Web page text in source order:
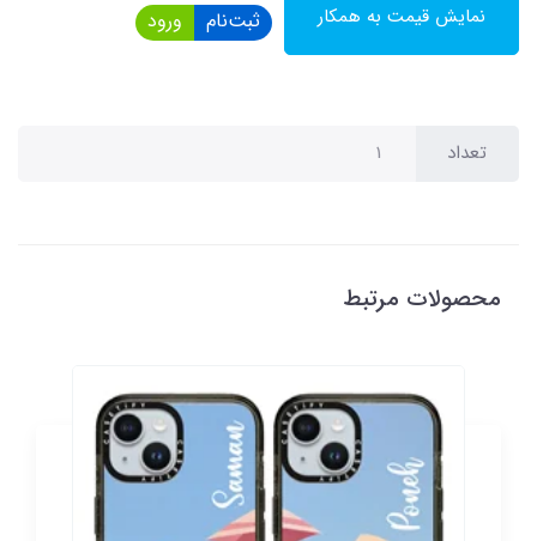
نمایش قیمت به همکار ثبت‌نام ورود
تعداد
محصولات مرتبط